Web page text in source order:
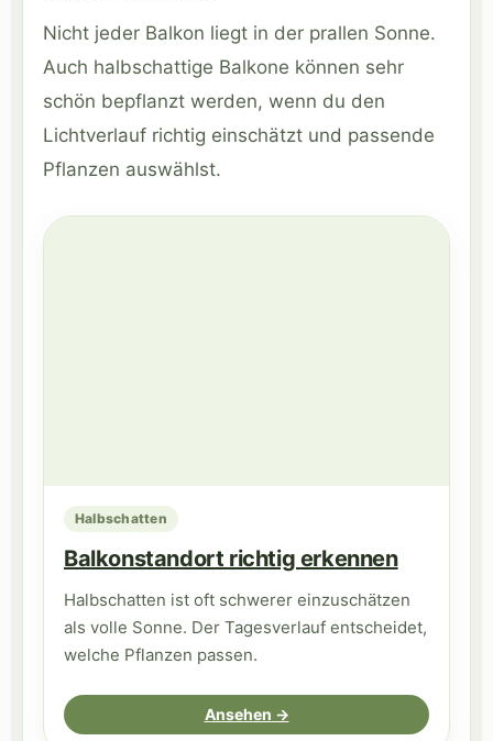
Nicht jeder Balkon liegt in der prallen Sonne.
Auch halbschattige Balkone können sehr
schön bepflanzt werden, wenn du den
Lichtverlauf richtig einschätzt und passende
Pflanzen auswählst.
Halbschatten
Balkonstandort richtig erkennen
Halbschatten ist oft schwerer einzuschätzen
als volle Sonne. Der Tagesverlauf entscheidet,
welche Pflanzen passen.
Ansehen →